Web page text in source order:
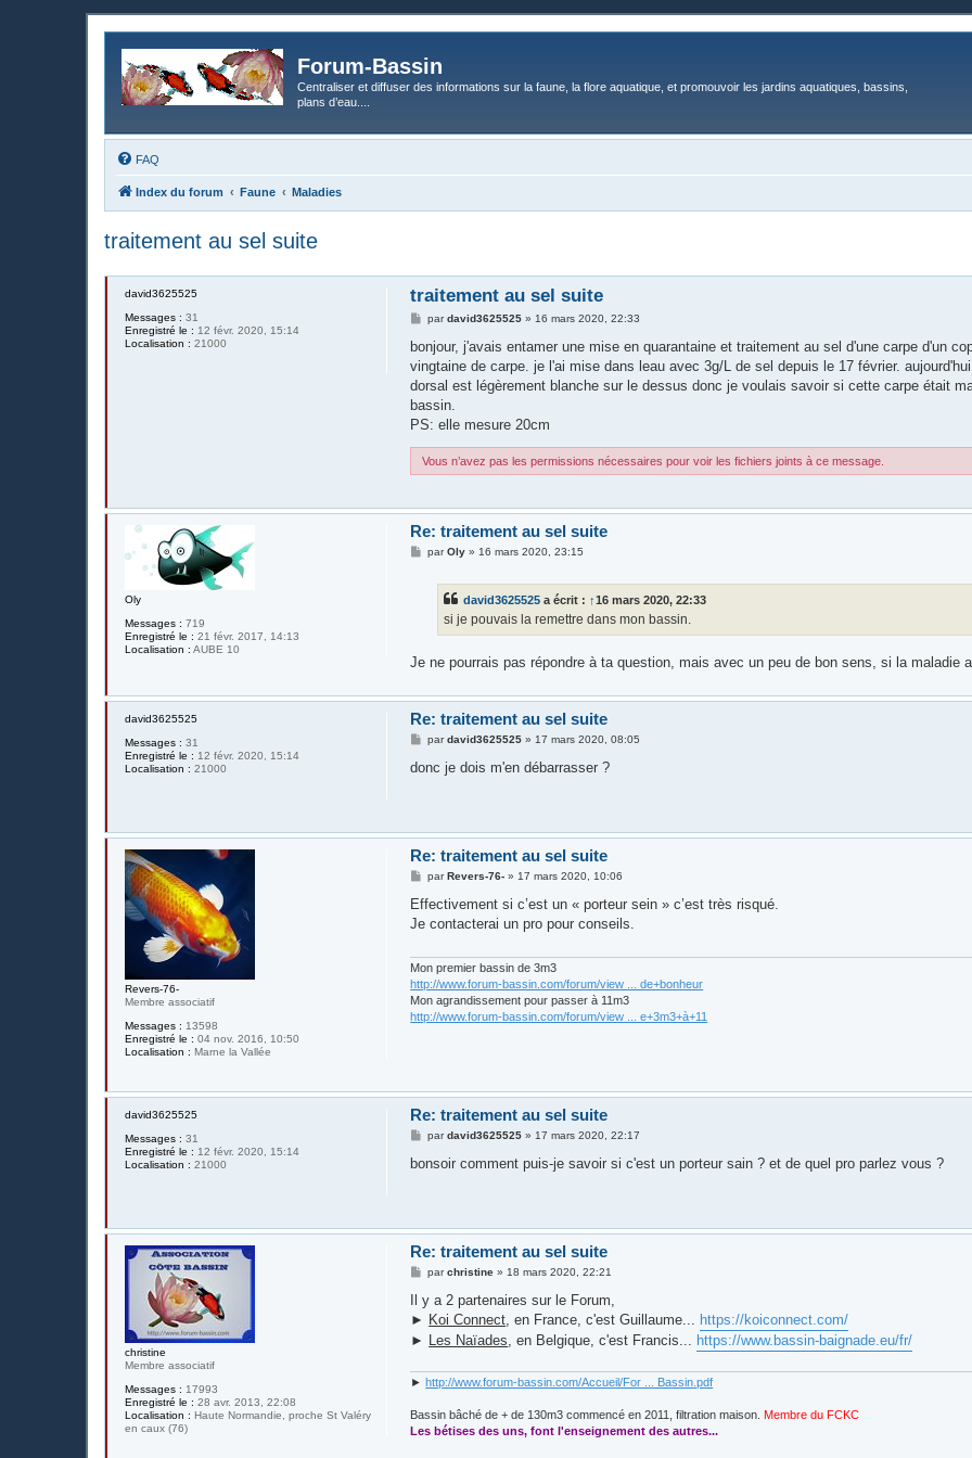
Forum-Bassin
Centraliser et diffuser des informations sur la faune, la flore aquatique, et promouvoir les jardins aquatiques, bassins,
plans d’eau....
FAQ
Index du forum Faune Maladies
traitement au sel suite
david3625525
Messages : 31
Enregistré le : 12 févr. 2020, 15:14
Localisation : 21000
traitement au sel suite
M
s
a
g
pardavid3625525 » 16 mars 2020, 22:33
bonjour, j'avais entamer une mise en quarantaine et traitement au sel d'une carpe d'un
vingtaine de carpe. je l'ai mise dans leau avec 3g/L de sel depuis le 17 février.
dorsal est légèrement blanche sur le dessus donc je voulais savoir si cette carpe était
bassin.
PS: elle mesure 20cm
Vous n’avez pas les permissions nécessaires pour voir les fichiers joints à ce message.
Oly
Messages : 719
Enregistré le : 21 févr. 2017, 14:13
Localisation : AUBE 10
Re: traitement au sel suite
MparOly » 16 mars 2020, 23:15
david3625525 a écrit : ↑16 mars 2020, 22:33
si je pouvais la remettre dans mon bassin.
Je ne pourrais pas répondre à ta question, mais avec un peu de bon sens, si la maladie
david3625525
Messages : 31
Enregistré le : 12 févr. 2020, 15:14
Localisation : 21000
Re: traitement au sel suite
M
s
pardavid3625525 »17 mars 2020, 08:05
donc je dois m'en débarrasser ?
Revers-76-
Membre associatif
Messages : 13598
Enregistré le : 04 nov. 2016, 10:50
Localisation : Marne la Vallée
Re: traitement au sel suite
M
s
a
parRevers-76- »17 mars 2020, 10:06
Effectivement si c’est un « porteur sein » c’est très risqué.
Je contacterai un pro pour conseils.
Mon premier bassin de 3m3
http://www.forum-bassin.com/forum/view ... de+bonheur
Mon agrandissement pour passer à 11m3
http://www.forum-bassin.com/forum/view ... e+3m3+à+11
david3625525
Messages : 31
Enregistré le : 12 févr. 2020, 15:14
Localisation : 21000
Re: traitement au sel suite
M
s
pardavid3625525 »17 mars 2020, 22:17
bonsoir comment puis-je savoir si c'est un porteur sain ? et de quel pro parlez vous ?
christine
Membre associatif
Messages : 17993
Enregistré le : 28 avr. 2013, 22:08
Localisation : Haute Normandie, proche St Valéry
en caux (76)
Re: traitement au sel suite
M
s
s
a
g
e
parchristine »18 mars 2020, 22:21
Il y a 2 partenaires sur le Forum,
► Koi Connect, en France, c'est Guillaume... https://koiconnect.com/
► Les Naïades, en Belgique, c'est Francis... https://www.bassin-baignade.eu/fr/
►http://www.forum-bassin.com/Accueil/For ... Bassin.pdf
Bassin bâché de + de 130m3 commencé en 2011, filtration maison.Membre du FCKC
Les bétises des uns, font l'enseignement des autres...